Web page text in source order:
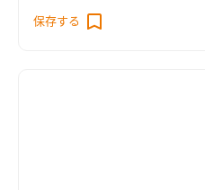
保存する